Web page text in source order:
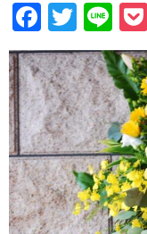
F
a
c
e
b
o
o
k
T
wi
tt
er
Li
n
e